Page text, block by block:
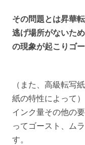
その問題とは昇華
逃げ場所がないた
の現象が起こりゴ
（また、高級転写
紙の特性によって
インク量その他の
ってゴースト、ム
す。